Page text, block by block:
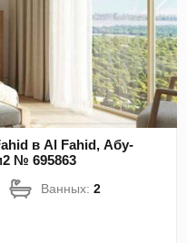
в Al Fahid, Абу-
№ 695863
Ванных:2